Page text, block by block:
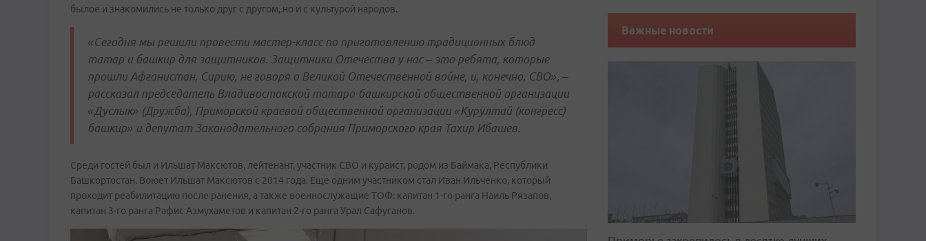
былое и знакомились не только друг с другом, но и с культурой народов.
«Сегодня мы решили провести мастер-класс по приготовлению традиционных блюд
татар и башкир для защитников. Защитники Отечества у нас – это ребята, которые
прошли Афганистан, Сирию, не говоря о Великой Отечественной войне, и, конечно, СВО», –
рассказал председатель Владивостокской татаро-башкирской общественной организации
«Дуслык» (Дружба), Приморской краевой общественной организации «Курултай (конгресс)
башкир» и депутат Законодательного собрания Приморского края Тахир Ибашев.
Среди гостей был и Ильшат Максютов, лейтенант, участник СВО и кураист, родом из Баймака, Республики
Башкортостан. Воюет Ильшат Максютов с 2014 года. Еще одним участником стал Иван Ильченко, который
проходит реабилитацию после ранения, а также военнослужащие ТОФ: капитан 1-го ранга Наиль Рязапов,
капитан 3-го ранга Рафис Азмухаметов и капитан 2-го ранга Урал Сафуганов.
Важные новости